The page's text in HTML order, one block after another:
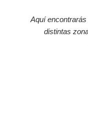
Aquí
distintas